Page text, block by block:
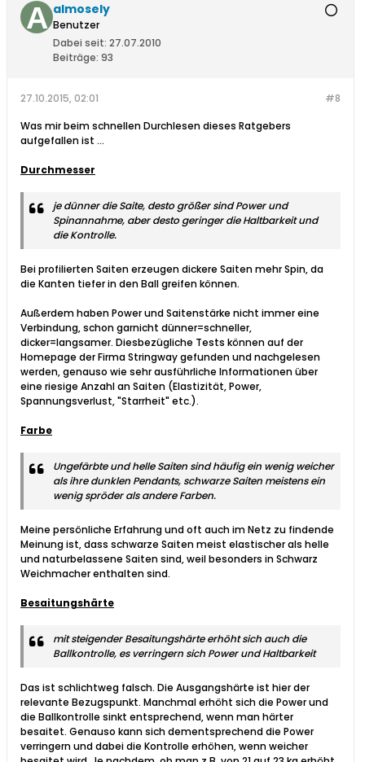
almosely
Benutzer
Dabei seit: 27.07.2010
Beiträge: 93
#8
27.10.2015, 02:01
Was mir beim schnellen Durchlesen dieses Ratgebers
aufgefallen ist ...
Durchmesser
je dünner die Saite, desto größer sind Power und
Spinannahme, aber desto geringer die Haltbarkeit und
die Kontrolle.
Bei profilierten Saiten erzeugen dickere Saiten mehr Spin, da
die Kanten tiefer in den Ball greifen können.
Außerdem haben Power und Saitenstärke nicht immer eine
Verbindung, schon garnicht dünner=schneller,
dicker=langsamer. Diesbezügliche Tests können auf der
Homepage der Firma Stringway gefunden und nachgelesen
werden, genauso wie sehr ausführliche Informationen über
eine riesige Anzahl an Saiten (Elastizität, Power,
Spannungsverlust, "Starrheit" etc.).
Farbe
Ungefärbte und helle Saiten sind häufig ein wenig weicher
als ihre dunklen Pendants, schwarze Saiten meistens ein
wenig spröder als andere Farben.
Meine persönliche Erfahrung und oft auch im Netz zu findende
Meinung ist, dass schwarze Saiten meist elastischer als helle
und naturbelassene Saiten sind, weil besonders in Schwarz
Weichmacher enthalten sind.
Besaitungshärte
mit steigender Besaitungshärte erhöht sich auch die
Ballkontrolle, es verringern sich Power und Haltbarkeit
Das ist schlichtweg falsch. Die Ausgangshärte ist hier der
relevante Bezugspunkt. Manchmal erhöht sich die Power und
die Ballkontrolle sinkt entsprechend, wenn man härter
besaitet. Genauso kann sich dementsprechend die Power
verringern und dabei die Kontrolle erhöhen, wenn weicher